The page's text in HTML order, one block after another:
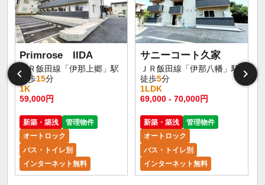
Primrose IIDA
ＪＲ飯田線「伊那上郷」駅
徒歩15分
1K
59,000円
新築・築浅
管理物件
オートロック
バス・トイレ別
インターネット無料
サニーコート久家
ＪＲ飯田線「伊那八幡」駅
徒歩5分
1LDK
69,000 - 70,000円
新築・築浅
管理物件
オートロック
バス・トイレ別
インターネット無料